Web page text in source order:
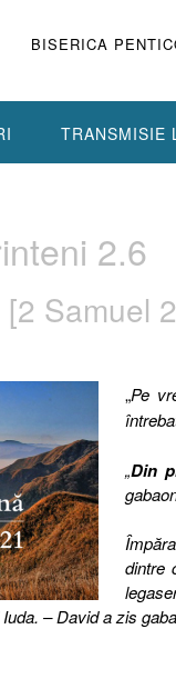
BISERICA
TRANSMISIE
2.6
Samuel
„Pe
„Din
dintre
– David a zis